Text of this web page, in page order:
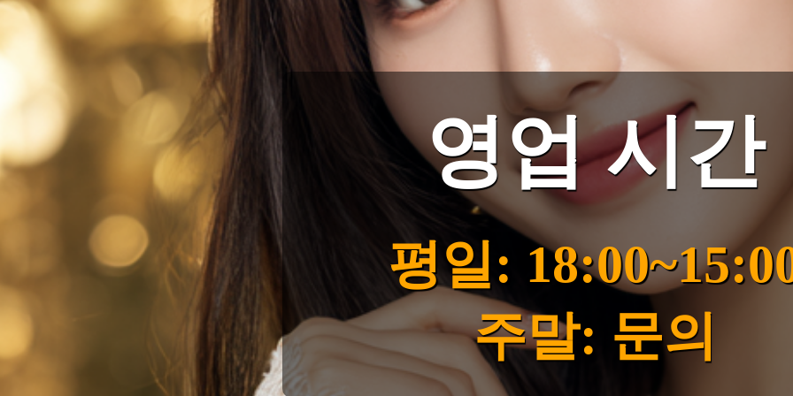
영업 시간
평일:
주말: 문의